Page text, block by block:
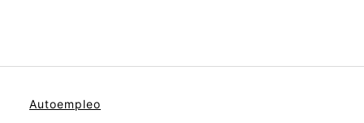
Autoempleo